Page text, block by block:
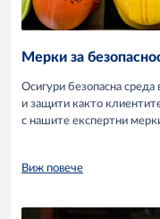
Мерки за
Осигури безопасна среда
и защити както
с нашите експертни
Виж повече